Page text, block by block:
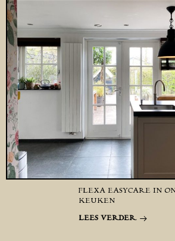
FLEXA EASYCARE IN
KEUKEN
LEES VERDER